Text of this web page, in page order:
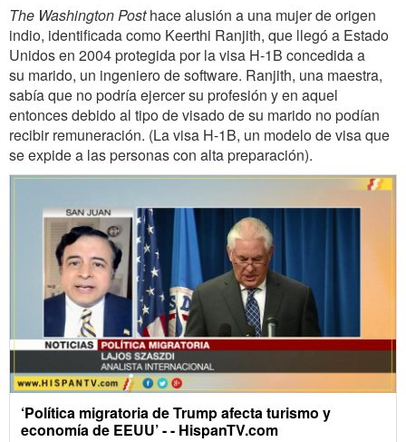
The Washington Posthace alusión a una mujer de origen
indio, identificada como Keerthi Ranjith, que llegó a Estado
Unidos en 2004 protegida por la visa H-1B concedida a
su marido, un ingeniero de software. Ranjith, una maestra,
sabía que no podría ejercer su profesión y en aquel
entonces debido al tipo de visado de su marido no podían
recibir remuneración. (La visa H-1B, un modelo de visa que
se expide a las personas con alta preparación).
‘Política migratoria de Trump afecta turismo y
economía de EEUU’ - - HispanTV.com